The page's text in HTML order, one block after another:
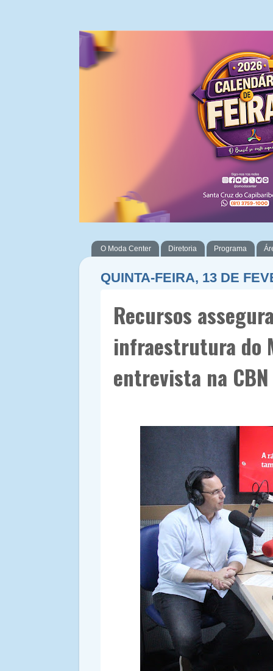
O Moda Center Diretoria Programa
QUINTA-FEIRA, 13 DE
Recursos
infraestrutura do
entrevista na